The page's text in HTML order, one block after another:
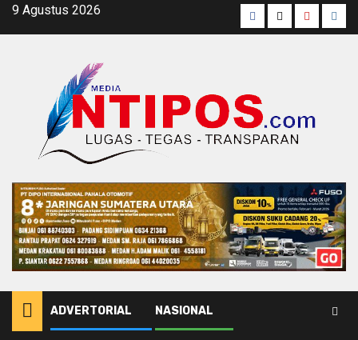
Skip9 Agustus 2026 Facebook
TwitterYoutube
ADVERTORIAL NASIONAL